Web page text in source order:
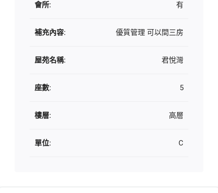
會所: 有
補充內容: 優質管理 可以間三房
屋苑名稱: 君悅灣
座數: 5
樓層: 高層
單位: C